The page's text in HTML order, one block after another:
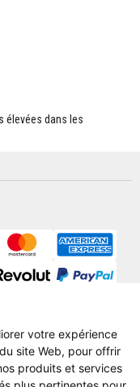
votre expérience
site Web, pour offrir
produits et services
élevées dans les